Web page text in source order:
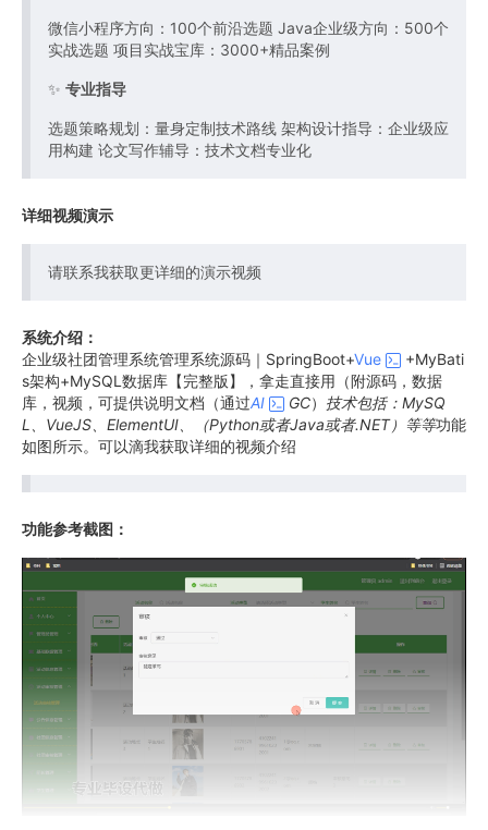
微信小程序方向：100个前沿选题 Java企业级方向：500个
实战选题 项目实战宝库：3000+精品案例
✨ 专业指导
选题策略规划：量身定制技术路线 架构设计指导：企业级应
用构建 论文写作辅导：技术文档专业化
详细视频演示
请联系我获取更详细的演示视频
系统介绍：
企业级社团管理系统管理系统源码｜SpringBoot+Vue
+MyBati
s架构+MySQL数据库【完整版】，拿走直接用（附源码，数据
库，视频，可提供说明文档（通过AI GC） 技术包括：MySQ
L、VueJS、ElementUI、（Python或者Java或者.NET）等等功能
如图所示。可以滴我获取详细的视频介绍
功能参考截图：